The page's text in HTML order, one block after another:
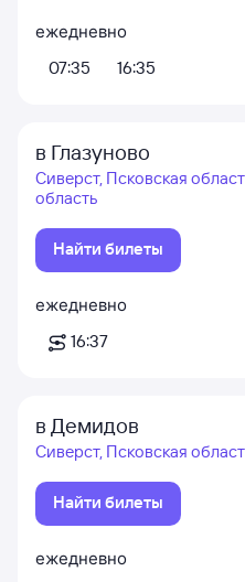
ежедневно
07:35
16:35
в Глазуново
Сиверст, Псковская
область
Найти билеты
ежедневно
16:37
в Демидов
Сиверст, Псковская
Найти билеты
ежедневно